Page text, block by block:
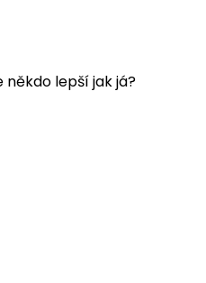
lepší jak já?